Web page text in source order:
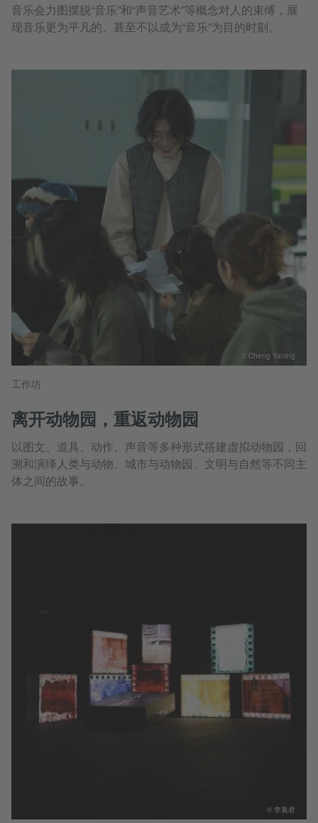
音乐会力图摆脱“音乐”和“声音艺术”等概念对人的束缚，展
现音乐更为平凡的、甚至不以成为“音乐”为目的时刻。
工作坊
离开动物园，重返动物园
以图文、道具、动作、声音等多种形式搭建虚拟动物园，回
溯和演绎人类与动物、城市与动物园、文明与自然等不同主
体之间的故事。
© Cheng Yaning
© 李胤君